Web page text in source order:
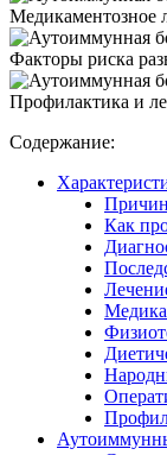
Медикаментозное
Факторы риска
Профилактика и
Содержание:
Как